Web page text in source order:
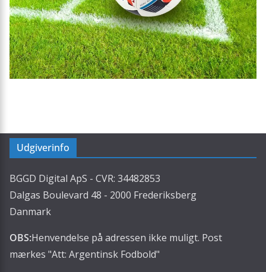
Udgiverinfo
BGGD Digital ApS - CVR: 34482853
Dalgas Boulevard 48 - 2000 Frederiksberg
Danmark
OBS:Henvendelse på adressen ikke muligt. Post
mærkes "Att: Argentinsk Fodbold"